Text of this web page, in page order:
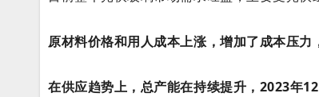
原材料价格和用人成本上涨，增加了成本压力
在供应趋势上，总产能在持续提升，2023年